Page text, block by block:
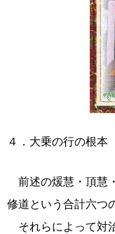
４．大乗の行の根本
前述の煖慧・頂慧
修道という合計六つ
それらによって対